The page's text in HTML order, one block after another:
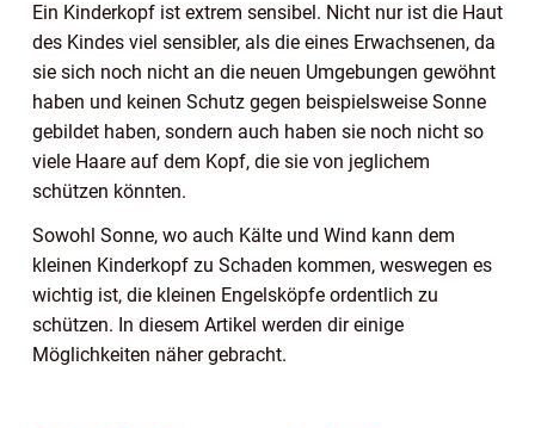
Ein Kinderkopf ist extrem sensibel. Nicht nur ist die Haut
des Kindes viel sensibler, als die eines Erwachsenen, da
sie sich noch nicht an die neuen Umgebungen gewöhnt
haben und keinen Schutz gegen beispielsweise Sonne
gebildet haben, sondern auch haben sie noch nicht so
viele Haare auf dem Kopf, die sie von jeglichem
schützen könnten.
Sowohl Sonne, wo auch Kälte und Wind kann dem
kleinen Kinderkopf zu Schaden kommen, weswegen es
wichtig ist, die kleinen Engelsköpfe ordentlich zu
schützen. In diesem Artikel werden dir einige
Möglichkeiten näher gebracht.